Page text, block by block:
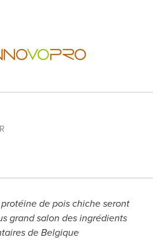
de pois chiche seront
grand salon des ingrédients
de Belgique